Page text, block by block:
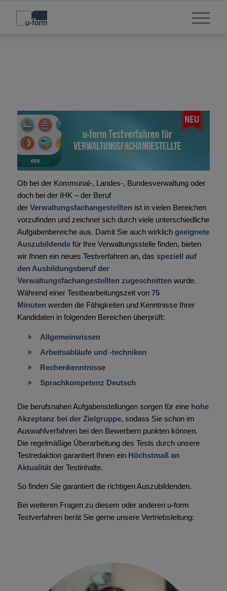
Ob bei der Kommunal-, Landes-, Bundesverwaltung oder
doch bei der IHK – der Beruf
der Verwaltungsfachangestellten ist in vielen Bereichen
vorzufinden und zeichnet sich durch viele unterschiedliche
Aufgabenbereiche aus. Damit Sie auch wirklich geeignete
Auszubildendefür Ihre Verwaltungsstelle finden, bieten
wir Ihnen ein neues Testverfahren an, das speziell auf
den Ausbildungsberuf der
Verwaltungsfachangestellten zugeschnittenwurde.
Während einer Testbearbeitungszeit von 75
Minutenwerden die Fähigkeiten und Kenntnisse Ihrer
Kandidaten in folgenden Bereichen überprüft:
Allgemeinwissen
Arbeitsabläufe und -techniken
Rechenkenntnisse
Sprachkompetenz Deutsch
Die berufsnahen Aufgabenstellungen sorgen für eine hohe
Akzeptanz bei der Zielgruppe, sodass Sie schon im
Auswahlverfahren bei den Bewerbern punkten können.
Die regelmäßige Überarbeitung des Tests durch unsere
Testredaktion garantiert Ihnen ein Höchstmaß an
Aktualitätder Testinhalte.
So finden Sie garantiert die richtigen Auszubildenden.
Bei weiteren Fragen zu diesem oder anderen u-form
Testverfahren berät Sie gerne unsere Vertriebsleitung: